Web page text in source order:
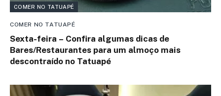
COMER NO TATUAPÉ
COMER NO TATUAPÉ
Sexta-feira – Confira algumas dicas de
Bares/Restaurantes para um almoço mais
descontraído no Tatuapé